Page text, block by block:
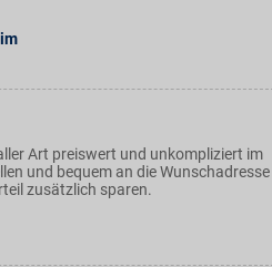
Art preiswert und unkompliziert im
und bequem an die Wunschadresse
zusätzlich sparen.